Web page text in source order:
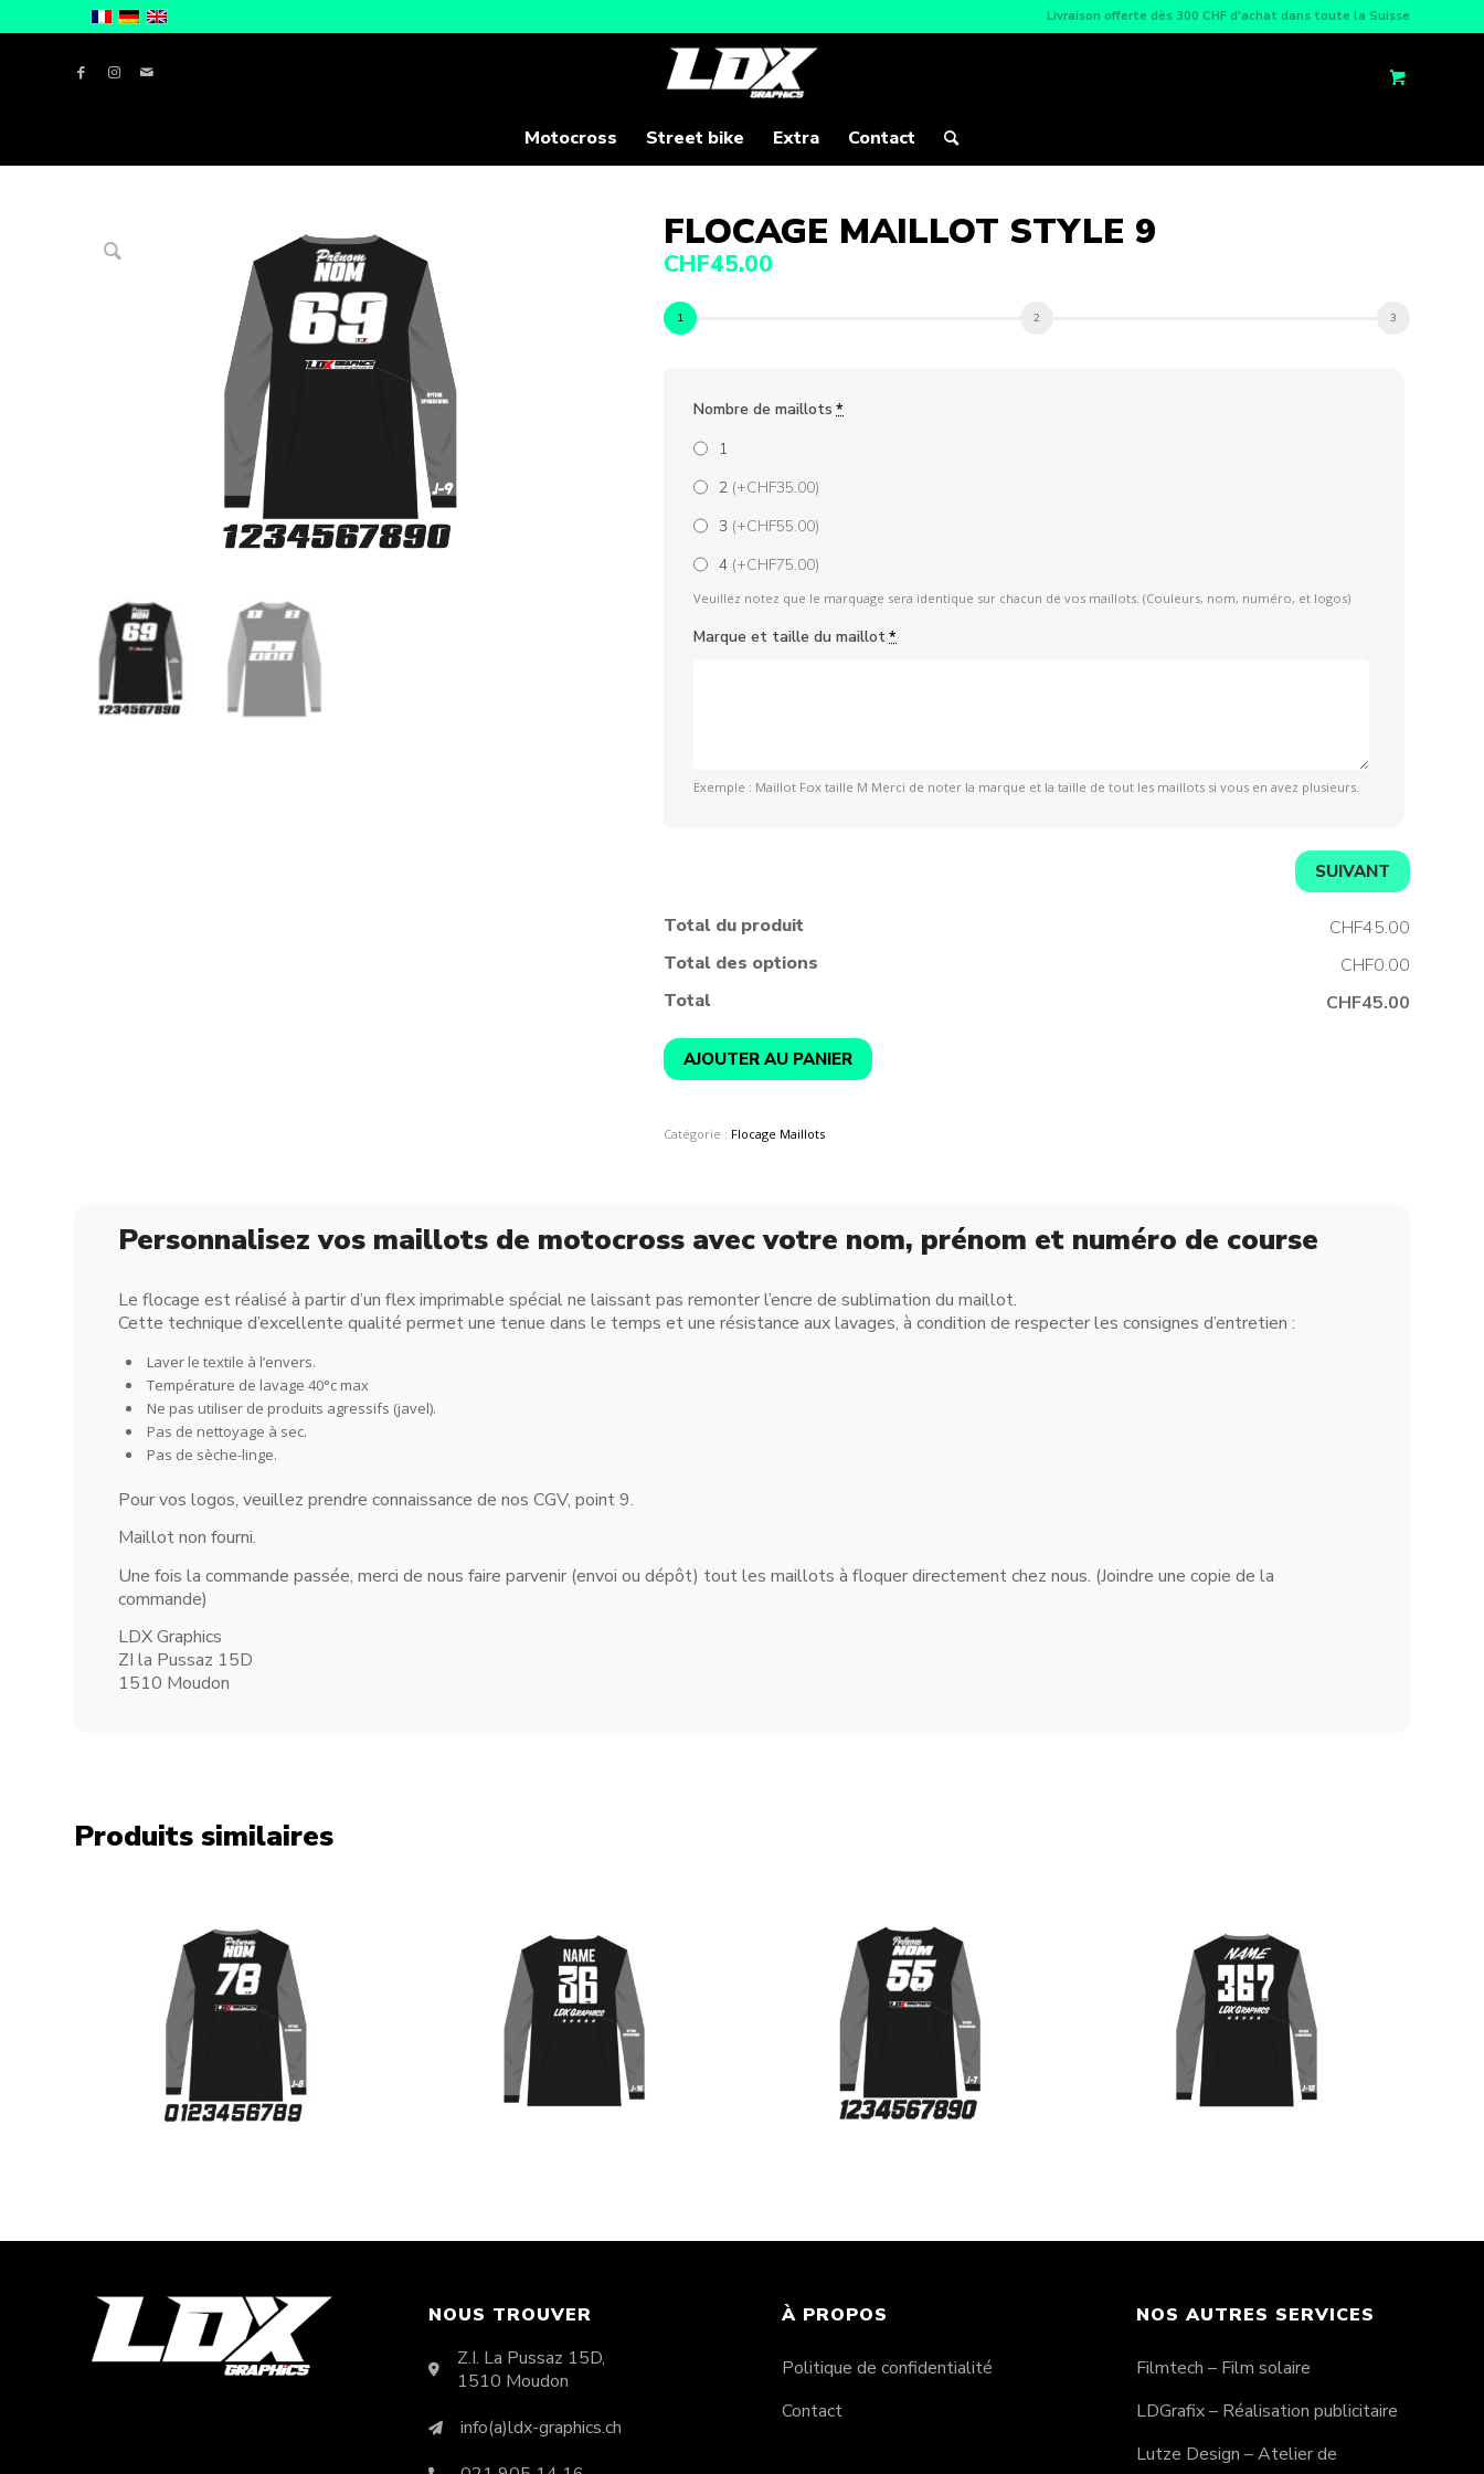
Livraison offerte dès 300 CHF d'achat dans toute la Suisse
Motocross Street bike Extra Contact
FLOCAGE MAILLOT STYLE 9
CHF45.00
Nombre de maillots *
1
2 (+CHF35.00)
3 (+CHF55.00)
4 (+CHF75.00)
Veuillez notez que le marquage sera identique sur chacun de vos maillots. (Couleurs, nom, numéro, et logos)
Marque et taille du maillot*
Exemple : Maillot Fox taille M Merci de noter la marque et la taille de tout les maillots si vous en avez plusieurs.
SUIVANT
Total du produit
CHF45.00
Total des options
CHF0.00
Total
CHF45.00
AJOUTER AU PANIER
Catégorie : Flocage Maillots
Personnalisez vos maillots de motocross avec votre nom, prénom et numéro de course
Le flocage est réalisé à partir d’un flex imprimable spécial ne laissant pas remonter l’encre de sublimation du maillot.
Cette technique d’excellente qualité permet une tenue dans le temps et une résistance aux lavages, à condition de respecter les consignes d’entretien :
Laver le textile à l’envers.
Température de lavage 40°c max
Ne pas utiliser de produits agressifs (javel).
Pas de nettoyage à sec.
Pas de sèche-linge.
Pour vos logos, veuillez prendre connaissance de nos CGV, point 9.
Maillot non fourni.
Une fois la commande passée, merci de nous faire parvenir (envoi ou dépôt) tout les maillots à floquer directement chez nous. (Joindre une copie de la
commande)
LDX Graphics
ZI la Pussaz 15D
1510 Moudon
Produits similaires
Flocage maillot Style 8
CHF 45.00
Flocage maillot Style 16
CHF 45.00
Flocage maillot Style 7
CHF 45.00
Flocage maillot Style 18
CHF 45.00
NOUS TROUVER
Z.I. La Pussaz 15D,
1510 Moudon
info(a)ldx-graphics.ch
À PROPOS
Politique de confidentialité
Contact
NOS AUTRES SERVICES
Filmtech – Film solaire
LDGrafix – Réalisation publicitaire
Lutze Design – Atelier de